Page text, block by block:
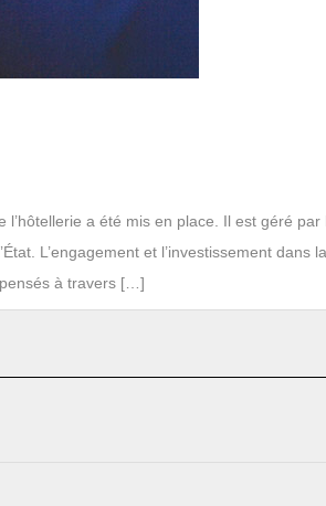
l’hôtellerie a été mis en place. Il est géré par
L’engagement et l’investissement dans la
à travers […]